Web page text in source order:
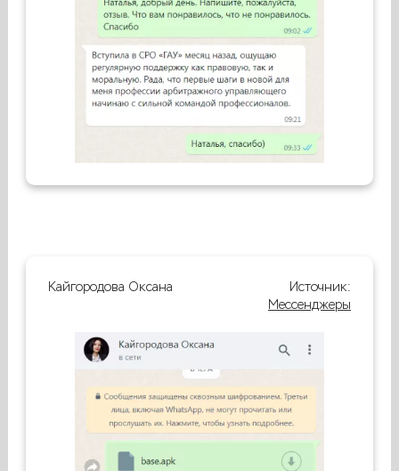
Кайгородова Оксана
Источник:
Мессенджеры